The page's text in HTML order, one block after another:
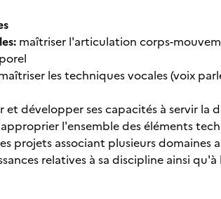
maîtriser l'articulation corps-
les techniques vocales (voix
et développer ses capacités à servir la
l'ensemble des éléments
projets associant plusieurs domaines
relatives à sa discipline ainsi